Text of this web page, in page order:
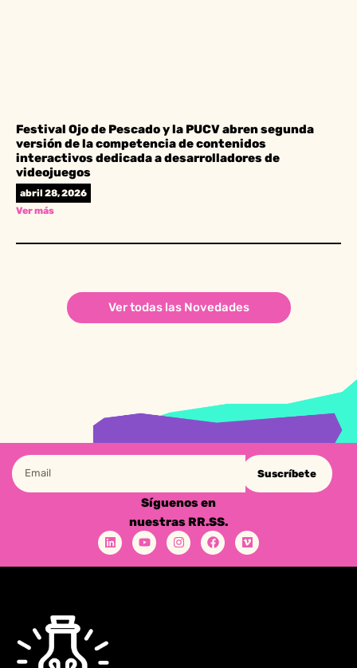
Festival Ojo de Pescado y la PUCV abren segunda
versión de la competencia de contenidos
interactivos dedicada a desarrolladores de
videojuegos
abril 28, 2026
Ver más
Ver todas las Novedades
Suscríbete
Síguenos en
nuestras RR.SS.